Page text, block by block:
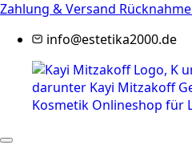
Zahlung & Versand Rücknahme
info@estetika2000.de